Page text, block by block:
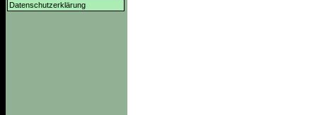
Datenschutzerklärung